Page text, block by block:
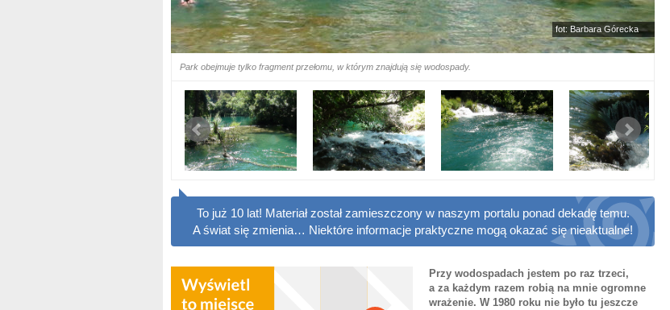
fot: Barbara Górecka
Park obejmuje tylko fragment przełomu, w którym znajdują się wodospady.
To już 10 lat! Materiał został zamieszczony w naszym portalu ponad dekadę temu.
A świat się zmienia… Niektóre informacje praktyczne mogą okazać się nieaktualne!
Przy wodospadach jestem po raz trzeci,
a za każdym razem robią na mnie ogromne
wrażenie. W 1980 roku nie było tu jeszcze